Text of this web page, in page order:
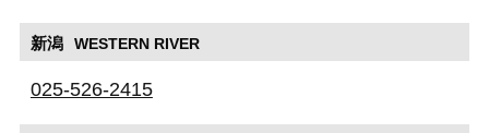
新潟 WESTERN RIVER
025-526-2415